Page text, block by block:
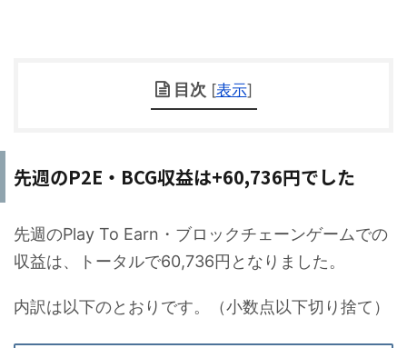
目次 [表示]
先週のP2E・BCG収益は+60,736円でした
先週のPlay To Earn・ブロックチェーンゲームでの
収益は、トータルで60,736円となりました。
内訳は以下のとおりです。（小数点以下切り捨て）